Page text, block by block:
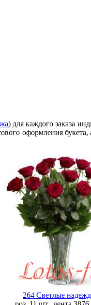
) для каждого заказа
оформления
264 Светлые